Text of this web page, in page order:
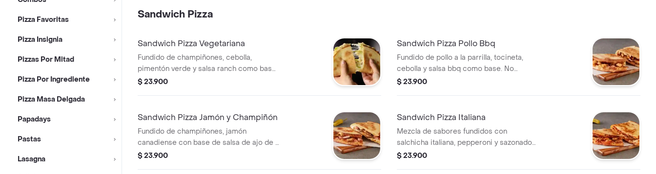
Pizza Favoritas
Pizza Insignia
Pizzas Por Mitad
Pizza Por Ingrediente
Pizza Masa Delgada
Papadays
Pastas
Lasagna
Sandwich Pizza
Sandwich Pizza Vegetariana
Fundido de champiñones, cebolla,
pimentón verde y salsa ranch como base.
No incluye salsa de ajo, llevala por $2.900
$ 23.900
Sandwich Pizza Pollo Bbq
Fundido de pollo a la parrilla, tocineta,
cebolla y salsa bbq como base. No
incluye salsa de ajo, llevala por $2.900
$ 23.900
Sandwich Pizza Jamón y Champiñón
Fundido de champiñones, jamón
canadiense con base de salsa de ajo de 3
espirales que le dan un toque perfecto!
$ 23.900
Sandwich Pizza Italiana
Mezcla de sabores fundidos con
salchicha italiana, pepperoni y sazonador
italiano. No incluye salsa de ajo, llevala por
$ 23.900